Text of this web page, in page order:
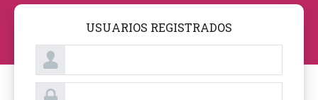
USUARIOS REGISTRADOS